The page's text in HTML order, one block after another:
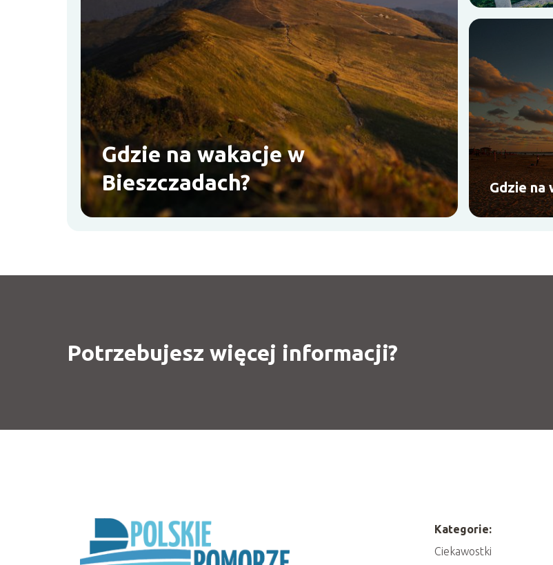
Gdzie na wakacje w
Bieszczadach?
Gdzie na
Potrzebujesz więcej informacji?
Kategorie:
Ciekawostki